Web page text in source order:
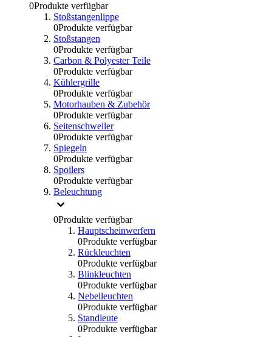
0Produkte verfügbar
Stoßstangenlippe
0Produkte verfügbar
Stoßstangen
0Produkte verfügbar
Carbon & Polyester Teile
0Produkte verfügbar
Kühlergrille
0Produkte verfügbar
Motorhauben & Zubehör
0Produkte verfügbar
Seitenschweller
0Produkte verfügbar
Spiegeln
0Produkte verfügbar
Spoilers
0Produkte verfügbar
Beleuchtung
0Produkte verfügbar
Hauptscheinwerfern
0Produkte verfügbar
Rückleuchten
0Produkte verfügbar
Blinkleuchten
0Produkte verfügbar
Nebelleuchten
0Produkte verfügbar
Standleute
0Produkte verfügbar